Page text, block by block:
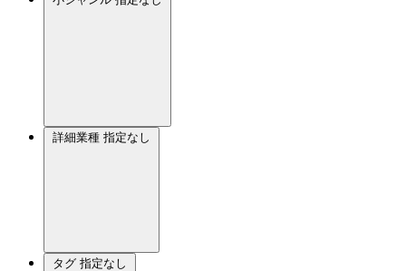
詳細業種 指定なし
タグ 指定なし